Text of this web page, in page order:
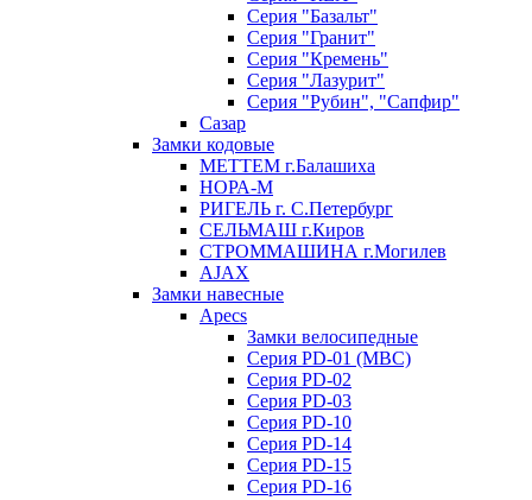
Серия "Базальт"
Серия "Гранит"
Серия "Кремень"
Серия "Лазурит"
Серия "Рубин", "Сапфир"
Сазар
Замки кодовые
МЕТТЕМ г.Балашиха
НОРА-М
РИГЕЛЬ г. С.Петербург
СЕЛЬМАШ г.Киров
СТРОММАШИНА г.Могилев
AJAX
Замки навесные
Apecs
Замки велосипедные
Серия PD-01 (МВС)
Серия PD-02
Серия PD-03
Серия PD-10
Серия PD-14
Серия PD-15
Серия PD-16